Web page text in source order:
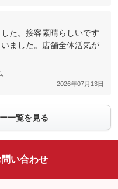
た。接客素晴らしいです
ました。店舗全体活気が
2026年07月13日
一覧を見る
い合わせ